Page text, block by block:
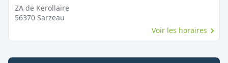
ZA de Kerollaire
56370 Sarzeau
Voir les horaires